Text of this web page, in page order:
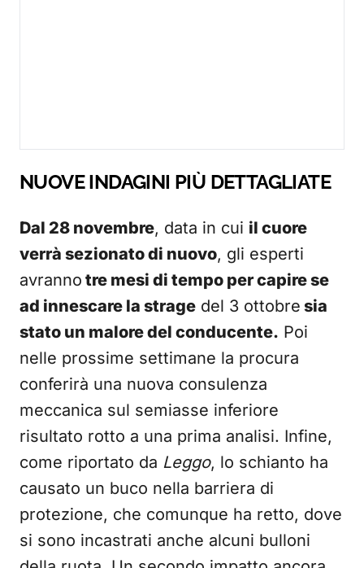
NUOVE INDAGINI PIÙ DETTAGLIATE
Dal 28 novembre, data in cui il cuore
verrà sezionato di nuovo, gli esperti
avranno tre mesi di tempo per capire se
ad innescare la strage del 3 ottobre sia
stato un malore del conducente. Poi
nelle prossime settimane la procura
conferirà una nuova consulenza
meccanica sul semiasse inferiore
risultato rotto a una prima analisi. Infine,
come riportato da Leggo, lo schianto ha
causato un buco nella barriera di
protezione, che comunque ha retto, dove
si sono incastrati anche alcuni bulloni